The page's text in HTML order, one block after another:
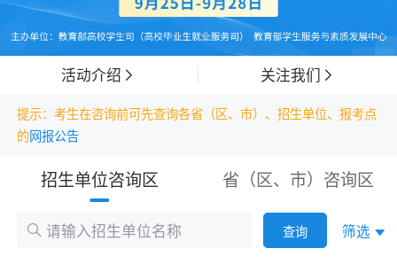
活动介绍 关注我们
提示：考生在咨询前可先查询各省（区、市）、招生单位、报考点
的网报公告
招生单位咨询区 省（区、市）咨询区
查询 筛选